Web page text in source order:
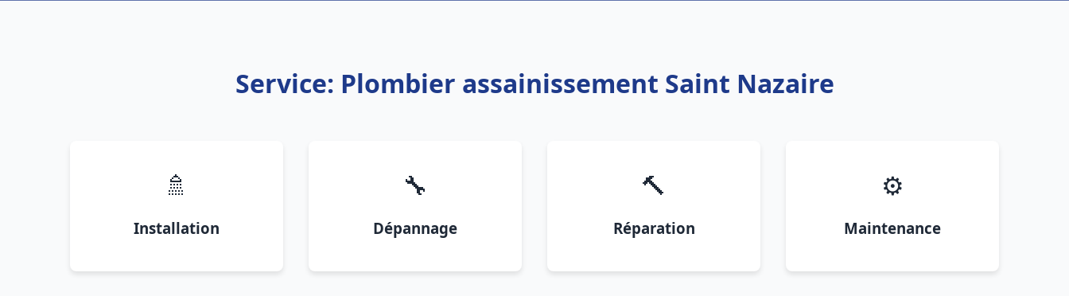
Service: Plombier assainissement Saint Nazaire
🚿
Installation
🔧
Dépannage
🔨
Réparation
⚙️
Maintenance